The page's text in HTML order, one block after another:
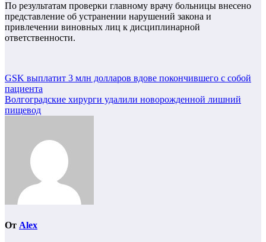
По результатам проверки главному врачу больницы внесено
представление об устранении нарушений закона и
привлечении виновных лиц к дисциплинарной
ответственности.
Навигация
по
записям
GSK выплатит 3 млн долларов вдове покончившего с собой
пациента
Волгоградские хирурги удалили новорожденной лишний
пищевод
От Alex